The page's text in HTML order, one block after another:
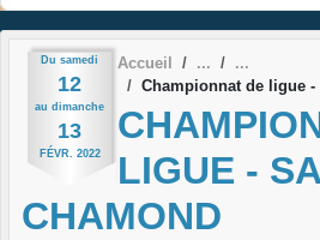
Du samedi
12
au dimanche
13
FÉVR. 2022
Accueil
Championnat de ligue -
LIGUE -
CHAMOND